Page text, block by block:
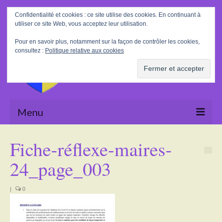
Rechercher
:
Menu
La Mairie
Le village
Fiche-réflexe-maires-
24_page_003
| 0
Confidentialité et cookies : ce site utilise des cookies. En continuant à
utiliser ce site Web, vous acceptez leur utilisation.
Pour en savoir plus, notamment sur la façon de contrôler les cookies,
consultez : Politique relative aux cookies